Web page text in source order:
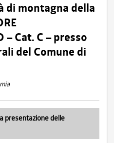
di montagna della
Cat. C – presso
del Comune di
presentazione delle